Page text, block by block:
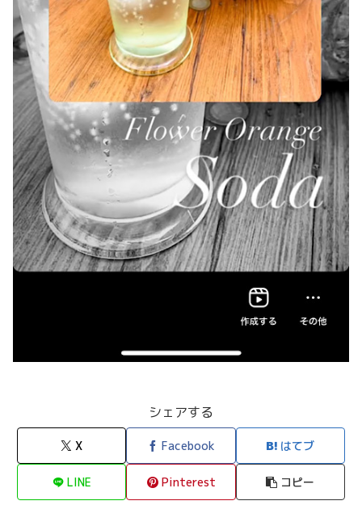
シェアする
X Facebook はてブ
LINE Pinterest コピー